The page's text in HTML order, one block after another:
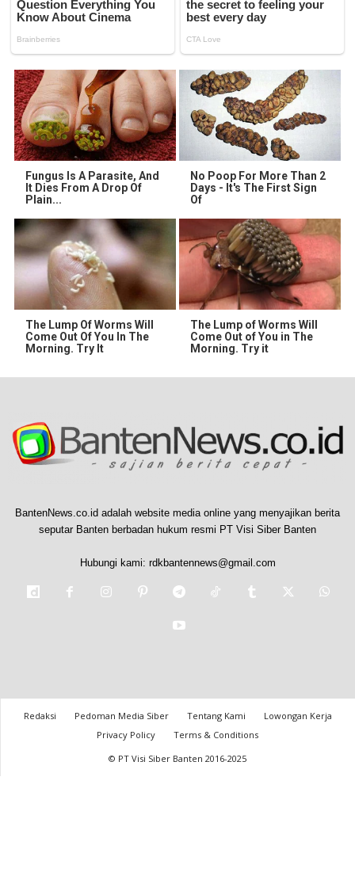
Fungus Is A Parasite, And
It Dies From A Drop Of
Plain...
No Poop For More Than 2
Days - It's The First Sign
Of
The Lump Of Worms Will
Come Out Of You In The
Morning. Try It
The Lump of Worms Will
Come Out of You in The
Morning. Try it
BantenNews.co.id adalah website media online yang menyajikan berita
seputar Banten berbadan hukum resmi PT Visi Siber Banten
Hubungi kami: rdkbantennews@gmail.com
Redaksi Pedoman Media Siber Tentang Kami
Lowongan Kerja
Privacy Policy
Terms & Conditions
© PT Visi Siber Banten 2016-2025